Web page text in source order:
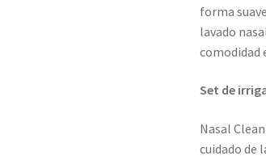
forma
lavado
comodidad
Set de
Nasal
cuidado de